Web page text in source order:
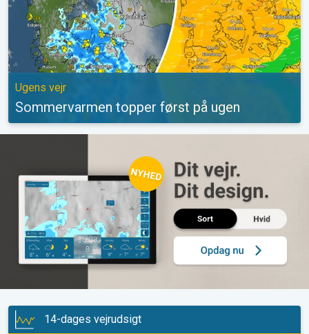
Ugens vejr
Sommervarmen topper først på ugen
14-dages vejrudsigt